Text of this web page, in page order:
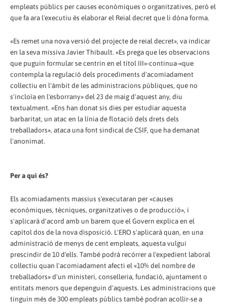
empleats públics per causes econòmiques o organitzatives, però el
que fa ara l'executiu és elaborar el Reial decret que li dóna forma.
«Es remet una nova versió del projecte de reial decret», va indicar
en la seva missiva Javier Thibault. «Es prega que les observacions
que puguin formular se centrin en el títol III»-continua-«que
contempla la regulació dels procediments d'acomiadament
col·lectiu en l'àmbit de les administracions públiques, que no
s'incloïa en l'esborrany» del 23 de maig d'aquest any, diu
textualment. «Ens han donat sis dies per estudiar aquesta
barbaritat, un atac en la línia de flotació dels drets dels
treballadors», ataca una font sindical de CSIF, que ha demanat
l'anonimat.
Per a qui és?
Els acomiadaments massius s'executaran per «causes
econòmiques, tècniques, organitzatives o de producció», i
s'aplicarà d'acord amb un barem que el Govern explica en el
capítol dos de la nova disposició. L'ERO s'aplicarà quan, en una
administració de menys de cent empleats, aquesta vulgui
prescindir de 10 d'ells. També podrà recórrer a l'expedient laboral
col·lectiu quan l'acomiadament afecti el «10% del nombre de
treballadors» d'un ministeri, conselleria, fundació, ajuntament o
entitats menors que depenguin d'aquests. Les administracions que
tinguin més de 300 empleats públics també podran acollir-se a